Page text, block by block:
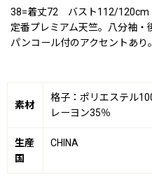
38=着丈72 バスト112/120cm
定番プレミアム天竺。八分袖
パンコール付のアクセントあり。
素材
格子：ポリエステル
レーヨン35％
生産
国
CHINA